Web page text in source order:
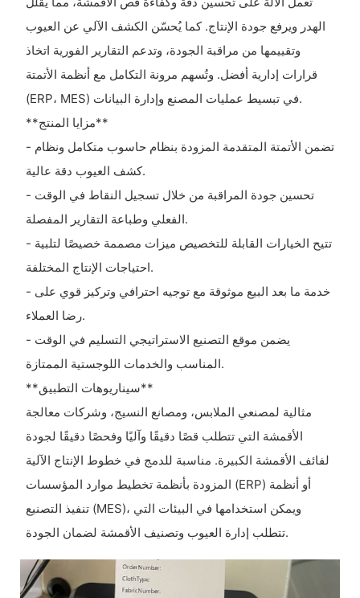
الهدر ويرفع جودة الإنتاج. كما يُحسّن الكشف الآلي عن العيوب
وتقييمها من مراقبة الجودة، وتدعم التقارير الفورية اتخاذ
قرارات إدارية أفضل. وتُسهم مرونة التكامل مع أنظمة الأتمتة
(ERP، MES) في تبسيط عمليات المصنع وإدارة البيانات.
**مزايا المنتج**
- تضمن الأتمتة المتقدمة المزودة بنظام حاسوب متكامل ونظام
كشف العيوب دقة عالية.
- تحسين جودة المراقبة من خلال تسجيل النقاط في الوقت
الفعلي وطباعة التقارير المفصلة.
- تتيح الخيارات القابلة للتخصيص ميزات مصممة خصيصًا لتلبية
احتياجات الإنتاج المختلفة.
- خدمة ما بعد البيع موثوقة مع توجيه احترافي وتركيز قوي على
رضا العملاء.
- يضمن موقع التصنيع الاستراتيجي التسليم في الوقت
المناسب والخدمات اللوجستية الممتازة.
**سيناريوهات التطبيق**
مثالية لمصنعي الملابس، ومصانع النسيج، وشركات معالجة
الأقمشة التي تتطلب قصًا دقيقًا وآليًا وفحصًا دقيقًا لجودة
لفائف الأقمشة الكبيرة. مناسبة للدمج في خطوط الإنتاج الآلية
المزودة بأنظمة تخطيط موارد المؤسسات (ERP) أو أنظمة
تنفيذ التصنيع (MES)، ويمكن استخدامها في البيئات التي
تتطلب إدارة العيوب وتصنيف الأقمشة لضمان الجودة.